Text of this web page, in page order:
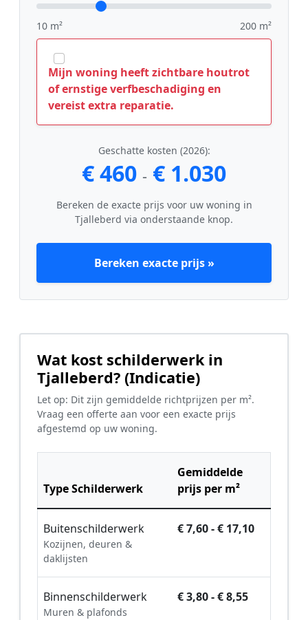
10 m² 200 m²
Mijn woning heeft zichtbare houtrot
of ernstige verfbeschadiging en
vereist extra reparatie.
Geschatte kosten (2026):
€ 460 - € 1.030
Bereken de exacte prijs voor uw woning in
Tjalleberd via onderstaande knop.
Bereken exacte prijs »
Wat kost schilderwerk in
Tjalleberd? (Indicatie)
Let op: Dit zijn gemiddelde richtprijzen per m².
Vraag een offerte aan voor een exacte prijs
afgestemd op uw woning.
Type Schilderwerk
Gemiddelde
prijs per m²
Buitenschilderwerk
Kozijnen, deuren &
daklijsten
€ 7,60 - € 17,10
Binnenschilderwerk
Muren & plafonds
€ 3,80 - € 8,55